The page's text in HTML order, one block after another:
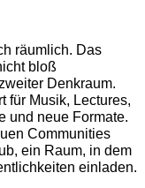
räumlich. Das
bloß
Denkraum.
für Musik, Lectures,
und neue Formate.
Communities
ein Raum, in dem
einladen.